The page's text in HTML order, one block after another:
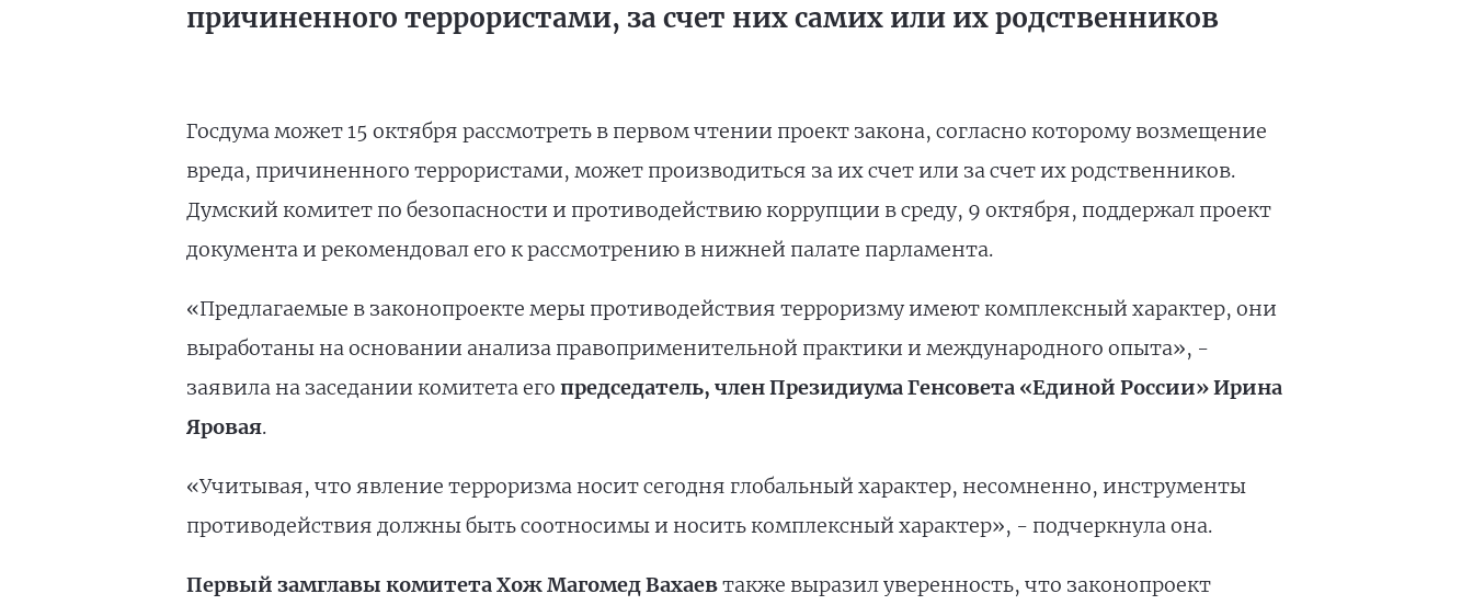
причиненного террористами, за счет них самих или их родственников
Госдума может 15 октября рассмотреть в первом чтении проект закона, согласно которому возмещение
вреда, причиненного террористами, может производиться за их счет или за счет их родственников.
Думский комитет по безопасности и противодействию коррупции в среду, 9 октября, поддержал проект
документа и рекомендовал его к рассмотрению в нижней палате парламента.
«Предлагаемые в законопроекте меры противодействия терроризму имеют комплексный характер, они
выработаны на основании анализа правоприменительной практики и международного опыта», -
заявила на заседании комитета его председатель, член Президиума Генсовета «Единой России» Ирина
Яровая.
«Учитывая, что явление терроризма носит сегодня глобальный характер, несомненно, инструменты
противодействия должны быть соотносимы и носить комплексный характер», - подчеркнула она.
Первый замглавы комитета Хож Магомед Вахаевтакже выразил уверенность, что законопроект